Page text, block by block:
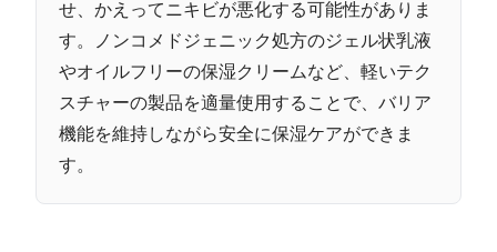
せ、かえってニキビが悪化する可能性がありま
す。ノンコメドジェニック処方のジェル状乳液
やオイルフリーの保湿クリームなど、軽いテク
スチャーの製品を適量使用することで、バリア
機能を維持しながら安全に保湿ケアができま
す。